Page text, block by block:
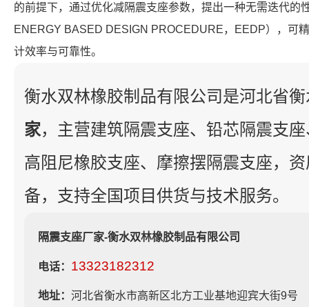
的前提下，通过优化减隔震支座参数，提出一种无需迭代的
ENERGY BASED DESIGN PROCEDURE，EEDP），可
计效率与可靠性。
衡水双林橡胶制品有限公司是河北省
家，主营建筑隔震支座、铅芯隔震支
高阻尼橡胶支座、摩擦摆隔震支座，
备，支持全国项目供货与技术服务。
隔震支座厂家-衡水双林橡胶制品有限公司
电话： 13323182312
地址： 河北省衡水市高新区北方工业基地迎宾大街9号